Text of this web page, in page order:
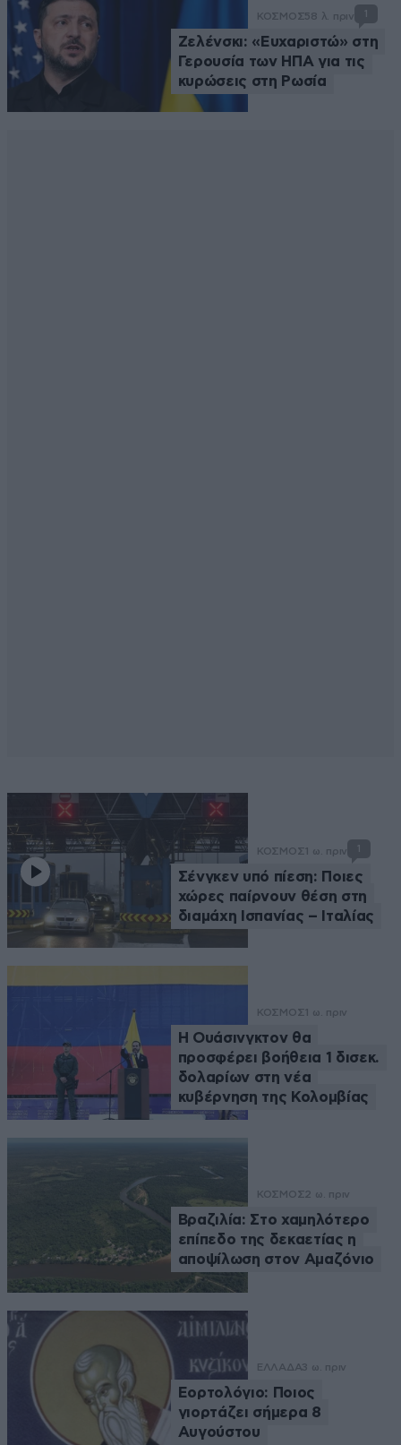
ΚΟΣΜΟΣ58 λ. πριν 1
Ζελένσκι: «Ευχαριστώ» στη
Γερουσία των ΗΠΑ για τις
κυρώσεις στη Ρωσία
ΚΟΣΜΟΣ 1 ω. πριν 1
Σένγκεν υπό πίεση: Ποιες
χώρες παίρνουν θέση στη
διαμάχη Ισπανίας – Ιταλίας
ΚΟΣΜΟΣ 1 ω. πριν
Η Ουάσινγκτον θα
προσφέρει βοήθεια 1 δισεκ.
δολαρίων στη νέα
κυβέρνηση της Κολομβίας
ΚΟΣΜΟΣ2 ω. πριν
Βραζιλία: Στο χαμηλότερο
επίπεδο της δεκαετίας η
αποψίλωση στον Αμαζόνιο
ΕΛΛΑΔΑ3 ω. πριν
Εορτολόγιο: Ποιος
γιορτάζει σήμερα 8
Αυγούστου